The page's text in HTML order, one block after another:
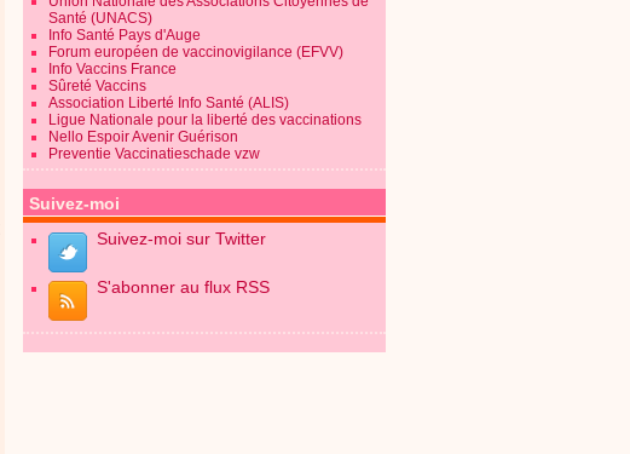
Santé (UNACS)
Info Santé Pays d'Auge
Forum européen de vaccinovigilance (EFVV)
Info Vaccins France
Sûreté Vaccins
Association Liberté Info Santé (ALIS)
Ligue Nationale pour la liberté des vaccinations
Nello Espoir Avenir Guérison
Preventie Vaccinatieschade vzw
Suivez-moi
Suivez-moi sur Twitter
S'abonner au flux RSS